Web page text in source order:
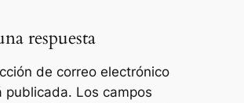
respuesta
de correo electrónico
publicada. Los campos